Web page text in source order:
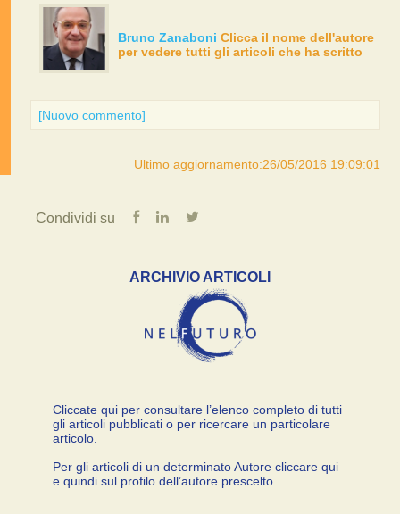
Bruno Zanaboni Clicca il nome dell'autore
per vedere tutti gli articoli che ha scritto
[Nuovo commento]
Ultimo aggiornamento:26/05/2016 19:09:01
Condividi su
ARCHIVIO ARTICOLI
Cliccate qui per consultare l’elenco completo di tutti
gli articoli pubblicati o per ricercare un particolare
articolo.
Per gli articoli di un determinato Autore cliccare qui
e quindi sul profilo dell’autore prescelto.